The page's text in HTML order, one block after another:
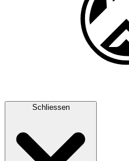
Schliessen